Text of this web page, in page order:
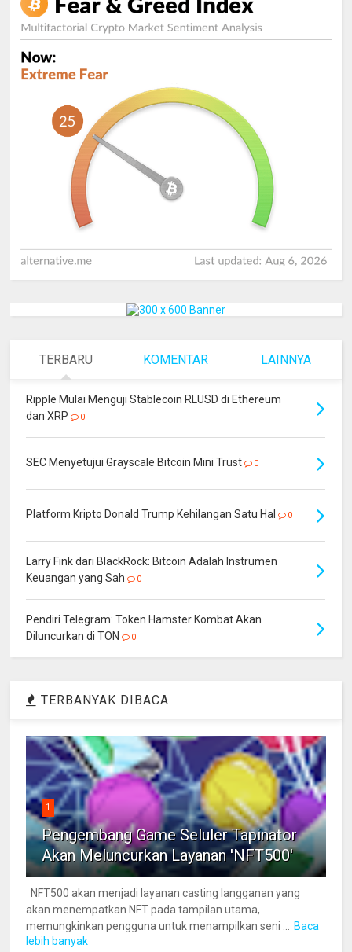
TERBARU KOMENTAR LAINNYA
Ripple Mulai Menguji Stablecoin RLUSD di Ethereum
dan XRP
0
SEC Menyetujui Grayscale Bitcoin Mini Trust 0
Platform Kripto Donald Trump Kehilangan Satu Hal 0
Larry Fink dari BlackRock: Bitcoin Adalah Instrumen
Keuangan yang Sah
0
Pendiri Telegram: Token Hamster Kombat Akan
Diluncurkan di TON
0
TERBANYAK DIBACA
1
Pengembang Game Seluler Tapinator
Akan Meluncurkan Layanan 'NFT500'
NFT500 akan menjadi layanan casting langganan yang
akan menempatkan NFT pada tampilan utama,
memungkinkan pengguna untuk menampilkan seni ...
Baca
lebih banyak